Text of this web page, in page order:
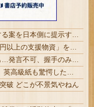
破 どこが不景気やねん